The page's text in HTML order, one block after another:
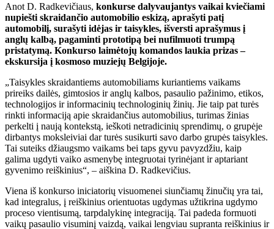
Anot D. Radkevičiaus, konkurse dalyvaujantys vaikai kviečiami
nupiešti skraidančio automobilio eskizą, aprašyti patį
automobilį, surašyti idėjas ir taisykles, išversti aprašymus į
anglų kalbą, pagaminti prototipą bei nufilmuoti trumpą
pristatymą. Konkurso laimėtojų komandos laukia prizas –
ekskursija į kosmoso muziejų Belgijoje.
„Taisykles skraidantiems automobiliams kuriantiems vaikams
prireiks dailės, gimtosios ir anglų kalbos, pasaulio pažinimo, etikos,
technologijos ir informacinių technologinių žinių. Jie taip pat turės
rinkti informaciją apie skraidančius automobilius, turimas žinias
perkelti į naują kontekstą, ieškoti netradicinių sprendimų, o grupėje
dirbantys moksleiviai dar turės susikurti savo darbo grupės taisykles.
Tai suteiks džiaugsmo vaikams bei taps gyvu pavyzdžiu, kaip
galima ugdyti vaiko asmenybę integruotai tyrinėjant ir aptariant
gyvenimo reiškinius“, – aiškina D. Radkevičius.
Viena iš konkurso iniciatorių visuomenei siunčiamų žinučių yra tai,
kad integralus, į reiškinius orientuotas ugdymas užtikrina ugdymo
proceso vientisumą, tarpdalykinę integraciją. Tai padeda formuoti
vaikų pasaulio visuminį vaizdą, vaikai lengviau supranta reiškinius ir